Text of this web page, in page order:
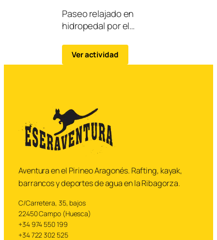
Paseo relajado en
hidropedal por el
ideal para familias y
grupos que desean
Ver actividad
Aventura en el Pirineo Aragonés. Rafting, kayak,
barrancos y deportes de agua en la Ribagorza.
C/Carretera, 35, bajos
22450 Campo (Huesca)
+34 974 550 199
+34 722 302 525